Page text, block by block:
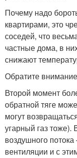
Почему надо
квартирами, это
соседей, что
частные дома, в
снижают
Обратите внимание
Второй момент
обратной тяге
могут
угарный газ
воздушного
вентиляции и с